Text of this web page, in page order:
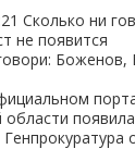
Сколько ни
не появится
области
Генпрокуратура